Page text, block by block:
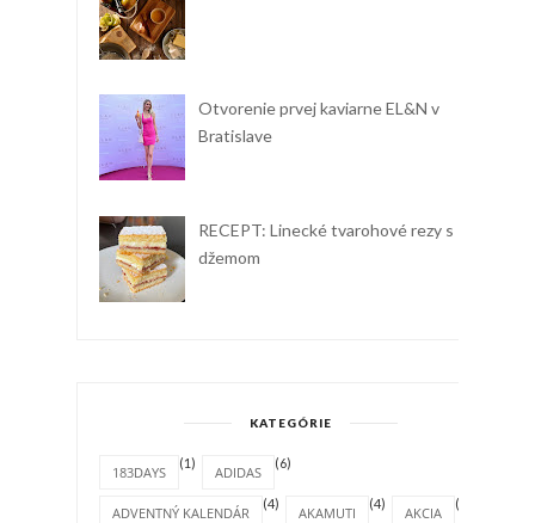
Otvorenie prvej kaviarne EL&N v
Bratislave
RECEPT: Linecké tvarohové rezy s
džemom
KATEGÓRIE
183DAYS
(1)
ADIDAS
(6)
ADVENTNÝ KALENDÁR
(4)
AKAMUTI
(4)
AKCIA
(1)